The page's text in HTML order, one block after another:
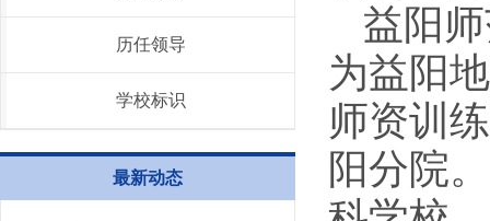
历任领导
学校标识
最新动态
益阳
为益阳
师资训
阳分院